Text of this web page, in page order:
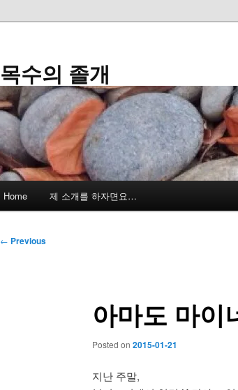
목수의 졸개
Home 제 소개를 하자면요…
Post
← Previous
아마도 마
Posted on 2015-01-21
지난 주말,